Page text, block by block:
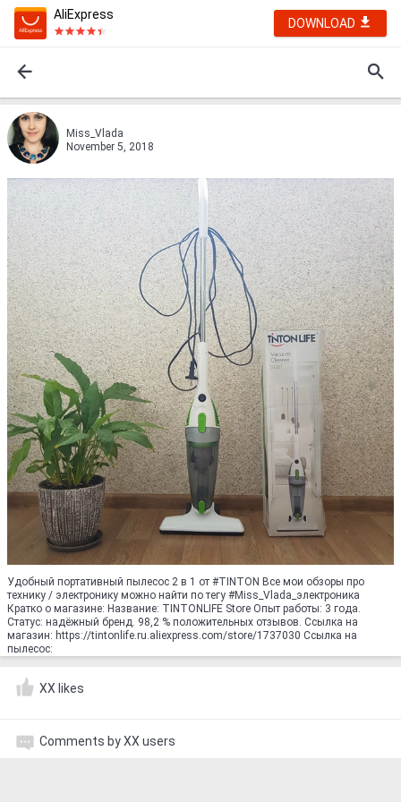
AliExpress
DOWNLOAD
Miss_Vlada
November 5, 2018
Удобный портативный пылесос 2 в 1 от #TINTON Все мои обзоры про
технику / электронику можно найти по тегу #Miss_Vlada_электроника
Кратко о магазине: Название: TINTONLIFE Store Опыт работы: 3 года.
Статус: надёжный бренд. 98,2 % положительных отзывов. Ссылка на
магазин: https://tintonlife.ru.aliexpress.com/store/1737030 Ссылка на
пылесос:
XX likes
Comments by XX users